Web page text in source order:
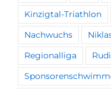
Kinzigtal-Triathlon
Nachwuchs
Regionalliga